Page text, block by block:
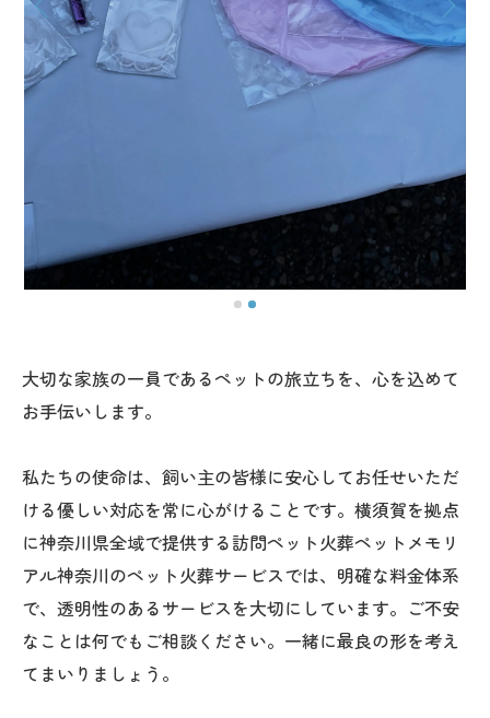
大切な家族の一員であるペットの旅立ちを、心を込めて
お手伝いします。
私たちの使命は、飼い主の皆様に安心してお任せいただ
ける優しい対応を常に心がけることです。横須賀を拠点
に神奈川県全域で提供する訪問ペット火葬ペットメモリ
アル神奈川のペット火葬サービスでは、明確な料金体系
で、透明性のあるサービスを大切にしています。ご不安
なことは何でもご相談ください。一緒に最良の形を考え
てまいりましょう。